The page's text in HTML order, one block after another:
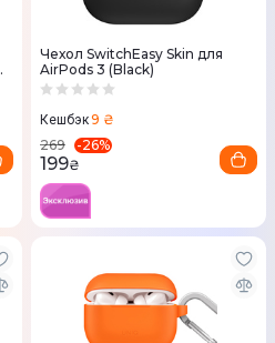
Чехол SwitchEasy Skin для
AirPods 3 (Black)
Кешбэк9 ₴
269
-26%
199₴